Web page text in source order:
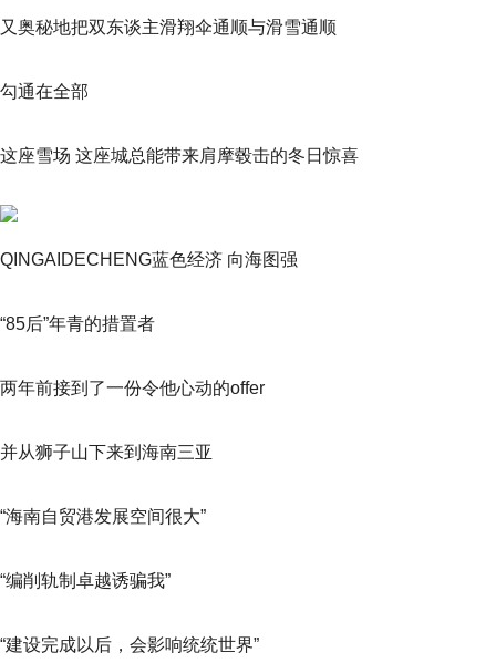
又奥秘地把双东谈主滑翔伞通顺与滑雪通顺
勾通在全部
这座雪场 这座城总能带来肩摩毂击的冬日惊喜
QINGAIDECHENG蓝色经济 向海图强
“85后”年青的措置者
两年前接到了一份令他心动的offer
并从狮子山下来到海南三亚
“海南自贸港发展空间很大”
“编削轨制卓越诱骗我”
“建设完成以后，会影响统统世界”